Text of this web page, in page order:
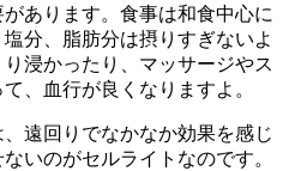
あります。食事は和食中心に
分、脂肪分は摂りすぎないよ
浸かったり、マッサージやス
、血行が良くなりますよ。
遠回りでなかなか効果を感じ
いのがセルライトなのです。